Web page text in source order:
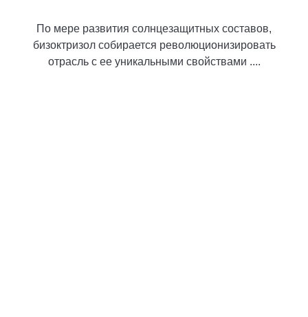
По мере развития солнцезащитных составов,
бизоктризол собирается революционизировать
отрасль с ее уникальными свойствами ....